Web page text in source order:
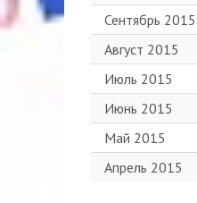
Сентябрь 2015
Август 2015
Июль 2015
Июнь 2015
Май 2015
Апрель 2015